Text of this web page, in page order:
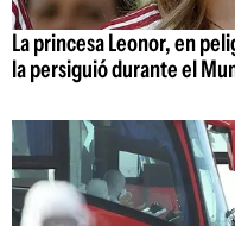
La princesa Leonor, en
la persiguió durante el